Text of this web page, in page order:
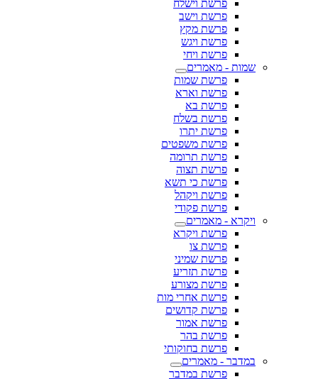
פרשת וישלח
פרשת וישב
פרשת מקץ
פרשת ויגש
פרשת ויחי
שמות - מאמרים
פרשת שמות
פרשת וארא
פרשת בא
פרשת בשלח
פרשת יתרו
פרשת משפטים
פרשת תרומה
פרשת תצוה
פרשת כי תשא
פרשת ויקהל
פרשת פקודי
ויקרא - מאמרים
פרשת ויקרא
פרשת צו
פרשת שמיני
פרשת תזריע
פרשת מצורע
פרשת אחרי מות
פרשת קדושים
פרשת אמור
פרשת בהר
פרשת בחוקותי
במדבר - מאמרים
פרשת במדבר